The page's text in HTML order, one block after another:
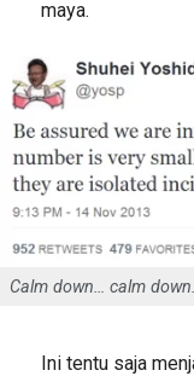
maya.
Calm down… calm
Ini tentu saja